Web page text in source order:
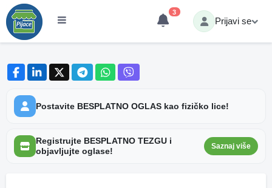
3
Prijavi se
Postavite BESPLATNO OGLAS kao fizičko lice!
Registrujte BESPLATNO TEZGU i
objavljujte oglase!
Saznaj više